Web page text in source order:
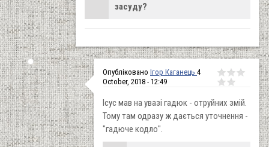
засуду?
Опубліковано Ігор Каганець 4
October, 2018 - 12:49
Ісус мав на увазі гадюк - отруйних змій.
Тому там одразу ж дається уточнення -
"гадюче кодло".